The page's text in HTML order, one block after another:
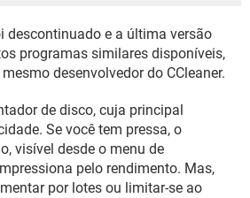
GMAIL
descontinuado e a última versão
programas similares disponíveis,
mesmo desenvolvedor do CCleaner.
de disco, cuja principal
Se você tem pressa, o
visível desde o menu de
pelo rendimento. Mas,
por lotes ou limitar-se ao